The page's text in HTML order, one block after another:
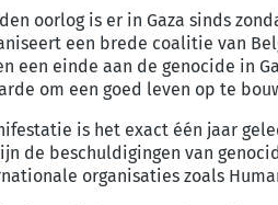
oorlog is er in Gaza sinds
een brede coalitie van
een einde aan de genocide in
om een goed leven op te
is het exact één jaar
de beschuldigingen van
organisaties zoals